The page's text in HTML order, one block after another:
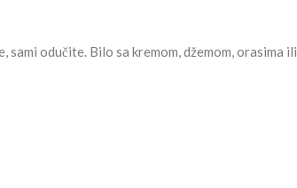
odučite. Bilo sa kremom, džemom, orasima ili